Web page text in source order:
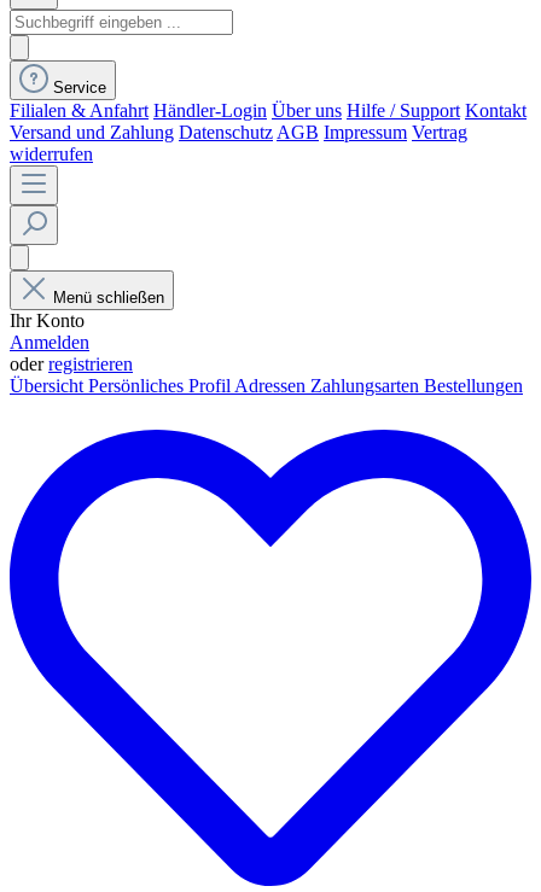
Service
Filialen & Anfahrt Händler-Login Über uns Hilfe / Support Kontakt
Versand und Zahlung Datenschutz AGB Impressum Vertrag
widerrufen
Menü schließen
Ihr Konto
Anmelden
oderregistrieren
Übersicht Persönliches Profil Adressen Zahlungsarten Bestellungen